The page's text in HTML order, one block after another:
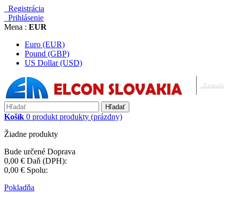
Registrácia
Prihlásenie
Mena : EUR
Euro (EUR)
Pound (GBP)
US Dollar (USD)
Kontakt
Hľadať
Košík 0 produkt produkty (prázdny)
Žiadne produkty
Bude určené Doprava
0,00 € Daň (DPH):
0,00 € Spolu:
Pokladňa